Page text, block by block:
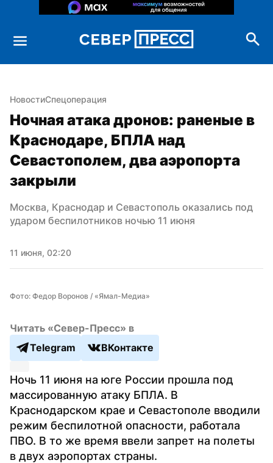
НовостиСпецоперация
Ночная атака дронов: раненые в
Краснодаре, БПЛА над
Севастополем, два аэропорта
закрыли
Москва, Краснодар и Севастополь оказались под
ударом беспилотников ночью 11 июня
11 июня, 02:20
Фото: Федор Воронов / «Ямал-Медиа»
Читать «Север-Пресс» в
Telegram
ВКонтакте
Ночь 11 июня на юге России прошла под
массированную атаку БПЛА. В
Краснодарском крае и Севастополе вводили
режим беспилотной опасности, работала
ПВО. В то же время ввели запрет на полеты
в двух аэропортах страны.